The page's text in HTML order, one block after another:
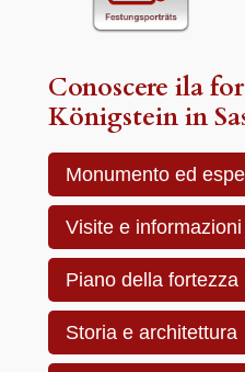
Conoscere ila
Königstein in
Monumento ed
Visite e informazioni
Piano della fortezza
Storia e architettura